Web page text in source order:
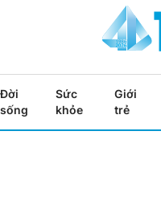
Đời
sống
Sức
khỏe
Giới
trẻ